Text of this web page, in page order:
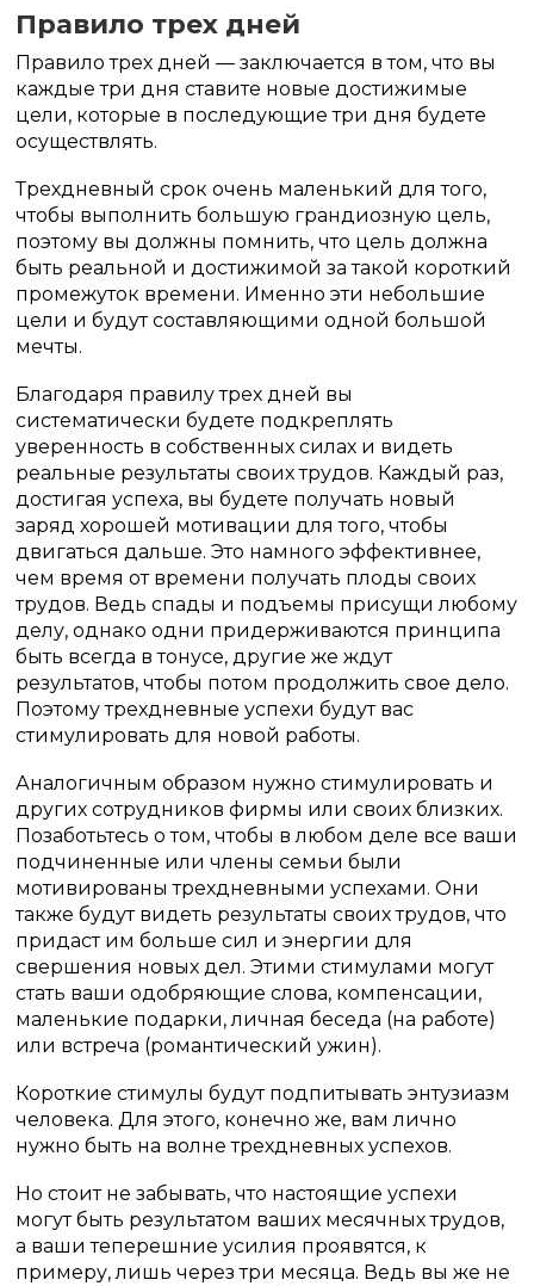
Правило трех дней
Правило трех дней — заключается в том, что вы
каждые три дня ставите новые достижимые
цели, которые в последующие три дня будете
осуществлять.
Трехдневный срок очень маленький для того,
чтобы выполнить большую грандиозную цель,
поэтому вы должны помнить, что цель должна
быть реальной и достижимой за такой короткий
промежуток времени. Именно эти небольшие
цели и будут составляющими одной большой
мечты.
Благодаря правилу трех дней вы
систематически будете подкреплять
уверенность в собственных силах и видеть
реальные результаты своих трудов. Каждый раз,
достигая успеха, вы будете получать новый
заряд хорошей мотивации для того, чтобы
двигаться дальше. Это намного эффективнее,
чем время от времени получать плоды своих
трудов. Ведь спады и подъемы присущи любому
делу, однако одни придерживаются принципа
быть всегда в тонусе, другие же ждут
результатов, чтобы потом продолжить свое дело.
Поэтому трехдневные успехи будут вас
стимулировать для новой работы.
Аналогичным образом нужно стимулировать и
других сотрудников фирмы или своих близких.
Позаботьтесь о том, чтобы в любом деле все ваши
подчиненные или члены семьи были
мотивированы трехдневными успехами. Они
также будут видеть результаты своих трудов, что
придаст им больше сил и энергии для
свершения новых дел. Этими стимулами могут
стать ваши одобряющие слова, компенсации,
маленькие подарки, личная беседа (на работе)
или встреча (романтический ужин).
Короткие стимулы будут подпитывать энтузиазм
человека. Для этого, конечно же, вам лично
нужно быть на волне трехдневных успехов.
Но стоит не забывать, что настоящие успехи
могут быть результатом ваших месячных трудов,
а ваши теперешние усилия проявятся, к
примеру, лишь через три месяца. Ведь вы же не